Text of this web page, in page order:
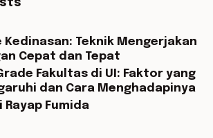
Kedinasan: Teknik Mengerjakan
Cepat dan Tepat
Fakultas di UI: Faktor yang
dan Cara Menghadapinya
Rayap Fumida